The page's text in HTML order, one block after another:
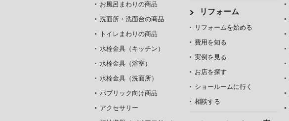
お風呂まわりの商品
洗面所・洗面台の商品
トイレまわりの商品
水栓金具（キッチン）
水栓金具（浴室）
水栓金具（洗面所）
パブリック向け商品
アクセサリー
リフォーム
リフォームを始める
費用を知る
実例を見る
お店を探す
ショールームに行く
相談する